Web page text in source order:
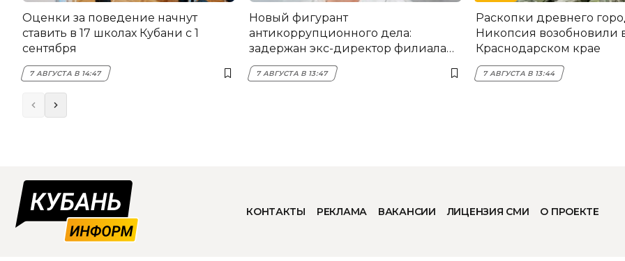
Оценки за поведение начнут
ставить в 17 школах Кубани с 1
сентября
7 АВГУСТА В 14:47
Новый фигурант
антикоррупционного дела:
задержан экс-директор филиала
НЭСК Крымска
7 АВГУСТА В 13:47
Раскопки древнего
Никопсия возобновили
Краснодарском крае
7 АВГУСТА В 13:44
КОНТАКТЫ РЕКЛАМА ВАКАНСИИ ЛИЦЕНЗИЯ СМИ О ПРОЕКТЕ